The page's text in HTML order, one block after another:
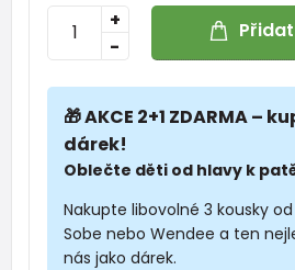
-
+
🎁 AKCE 2+1 ZDARMA –
dárek!
Oblečte děti od hlavy k
Nakupte libovolné 3 kousky
Sobe nebo Wendee a ten
nás jako dárek.